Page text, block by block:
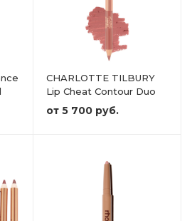
CHARLOTTE TILBURY
Lip Cheat Contour Duo
от 5 700 руб.